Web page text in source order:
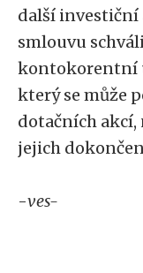
další investiční
smlouvu
kontokorentní
který se může
dotačních akcí,
jejich
-ves-